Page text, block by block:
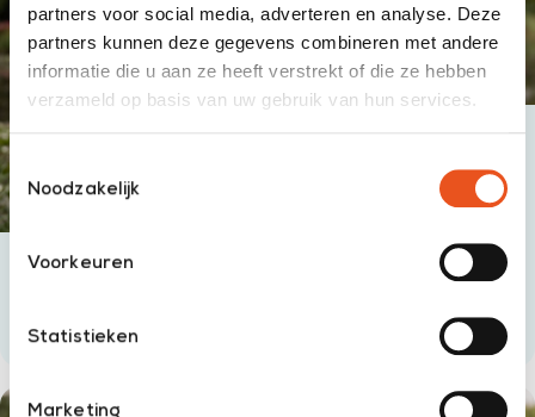
partners voor social media, adverteren en analyse. Deze
partners kunnen deze gegevens combineren met andere
informatie die u aan ze heeft verstrekt of die ze hebben
verzameld op basis van uw gebruik van hun services.
Toestemmingsselectie
Noodzakelijk
Voorkeuren
Statistieken
Marketing
Podo-manueel therapeut
(Kinder) podotherapeut